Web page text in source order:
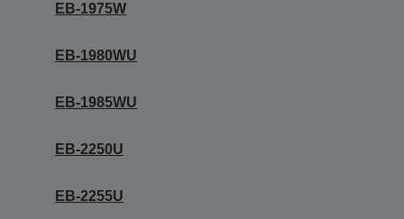
EB-1975W
EB-1980WU
EB-1985WU
EB-2250U
EB-2255U